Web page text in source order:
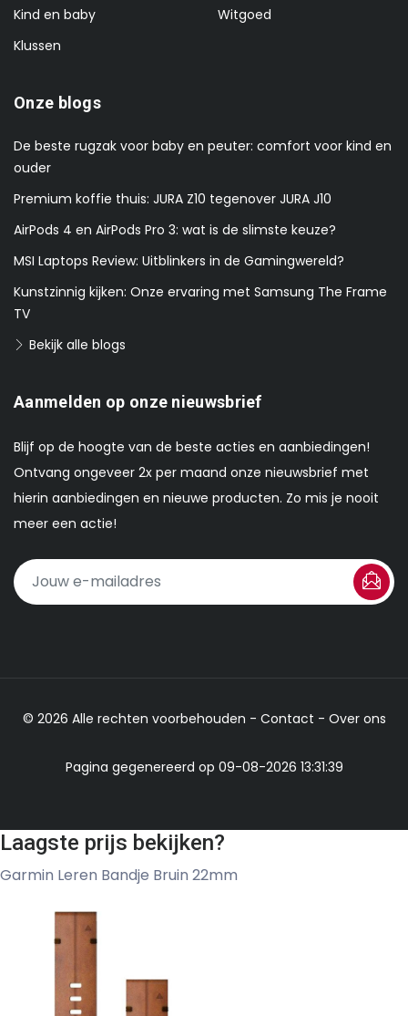
Kind en baby
Klussen
Witgoed
Onze blogs
De beste rugzak voor baby en peuter: comfort voor kind en
ouder
Premium koffie thuis: JURA Z10 tegenover JURA J10
AirPods 4 en AirPods Pro 3: wat is de slimste keuze?
MSI Laptops Review: Uitblinkers in de Gamingwereld?
Kunstzinnig kijken: Onze ervaring met Samsung The Frame
TV
Bekijk alle blogs
Aanmelden op onze nieuwsbrief
Blijf op de hoogte van de beste acties en aanbiedingen!
Ontvang ongeveer 2x per maand onze nieuwsbrief met
hierin aanbiedingen en nieuwe producten. Zo mis je nooit
meer een actie!
© 2026 Alle rechten voorbehouden - Contact - Over ons
Pagina gegenereerd op 09-08-2026 13:31:39
Laagste prijs bekijken?
Garmin Leren Bandje Bruin 22mm